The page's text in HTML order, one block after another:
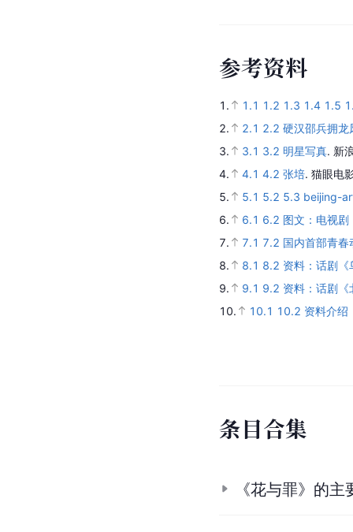
参考资料
1. 1.1 1.2 1.3 1.4 1.5
2.
2.1 2.2 硬汉邵兵拥龙
3.
3.1 3.2 明星写真. 新
4.
4.1 4.2 张培. 猫眼电
5.
5.1 5.2 5.3 beijing-
6.
6.1 6.2 图文：电视
7.
7.1 7.2 国内首部青
8.
8.1 8.2 资料：话剧
9.
9.1 9.2 资料：话剧《
10.
10.1 10.2 资料介绍
条目合集
《花与罪》的主